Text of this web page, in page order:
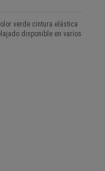
verde cintura elástica
disponible en varios